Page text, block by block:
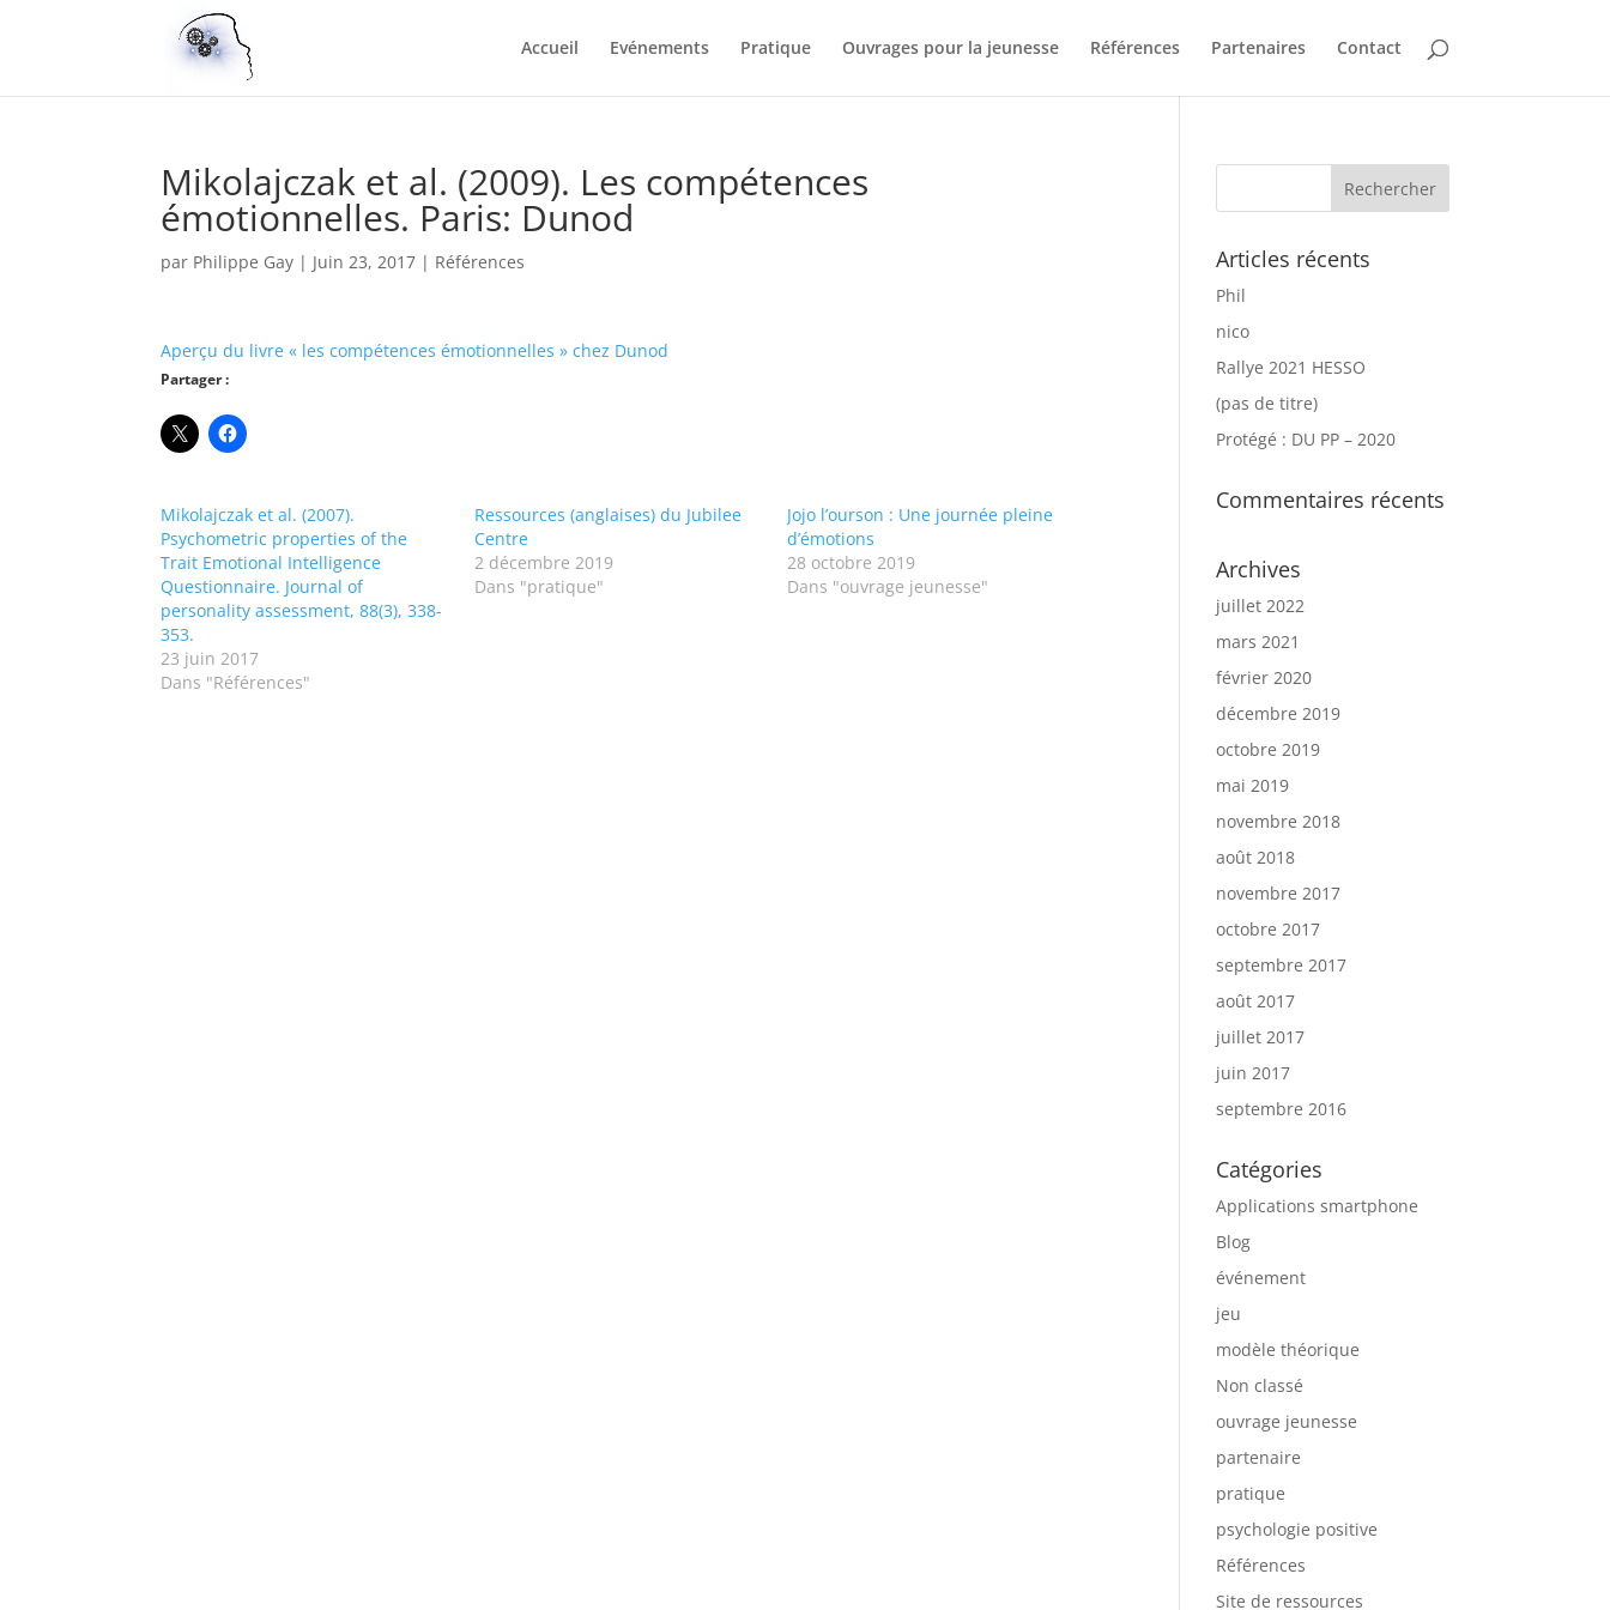
Accueil Evénements Pratique Ouvrages pour la jeunesse Références Partenaires Contact
Mikolajczak et al. (2009). Les compétences
émotionnelles. Paris: Dunod
par Philippe Gay | Juin 23, 2017 | Références
Aperçu du livre « les compétences émotionnelles » chez Dunod
Partager :
Mikolajczak et al. (2007).
Psychometric properties of the
Trait Emotional Intelligence
Questionnaire. Journal of
personality assessment, 88(3), 338-
353.
23 juin 2017
Dans "Références"
Ressources (anglaises) du Jubilee
Centre
2 décembre 2019
Dans "pratique"
Jojo l’ourson : Une journée pleine
d’émotions
28 octobre 2019
Dans "ouvrage jeunesse"
Articles récents
Phil
nico
Rallye 2021 HESSO
(pas de titre)
Protégé : DU PP – 2020
Commentaires récents
Archives
juillet 2022
mars 2021
février 2020
décembre 2019
octobre 2019
mai 2019
novembre 2018
août 2018
novembre 2017
octobre 2017
septembre 2017
août 2017
juillet 2017
juin 2017
septembre 2016
Catégories
Applications smartphone
Blog
événement
jeu
modèle théorique
Non classé
ouvrage jeunesse
partenaire
pratique
psychologie positive
Références
Site de ressources